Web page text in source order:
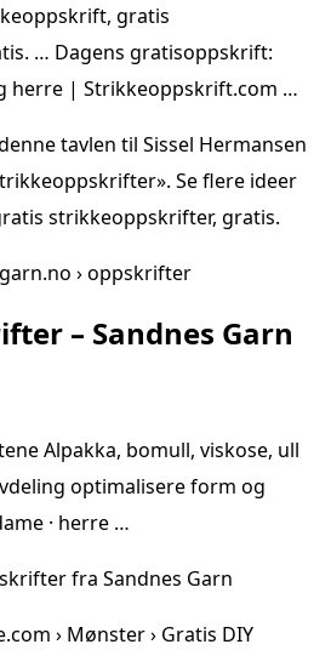
gratis
… Dagens gratisoppskrift:
herre | Strikkeoppskrift.com …
tavlen til Sissel Hermansen
Se flere ideer
strikkeoppskrifter, gratis.
› oppskrifter
– Sandnes Garn
Alpakka, bomull, viskose, ull
optimalisere form og
· herre …
fra Sandnes Garn
› Mønster › Gratis DIY